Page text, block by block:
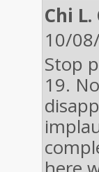
Chi L.
10/
Stop
19.